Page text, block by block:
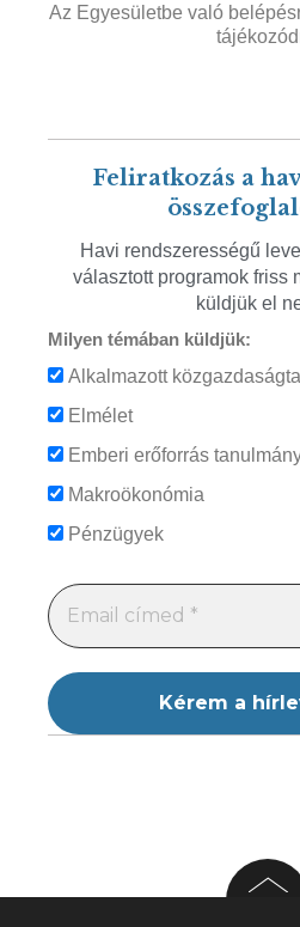
Az Egyesületbe való
Feliratkozás a
Havi rendszerességű
választott programok friss
küldjük el
Milyen témában küldjük:
Alkalmazott
Elmélet
Emberi erőforrás
Makroökonómia
Pénzügyek